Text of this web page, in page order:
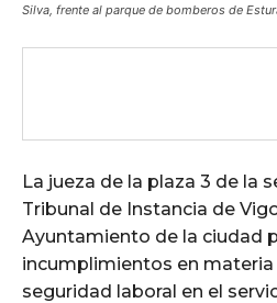
Silva, frente al parque de bomberos de
La jueza de la plaza 3 de la
Tribunal de Instancia de
Ayuntamiento de la ciudad
incumplimientos en materia
seguridad laboral en el